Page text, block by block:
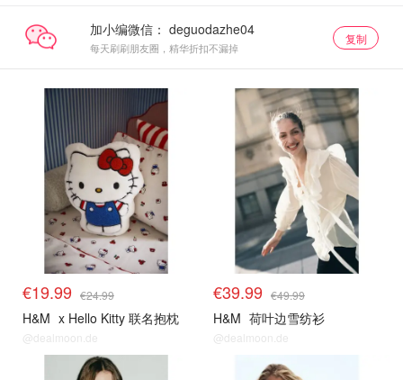
加小编微信：
每天刷刷朋友圈，精华折扣不漏掉
复制
€19.99 €24.99
H&M x Hello Kitty 联名抱枕
@dealmoon.de
€39.99 €49.99
H&M 荷叶边雪纺衫
@dealmoon.de